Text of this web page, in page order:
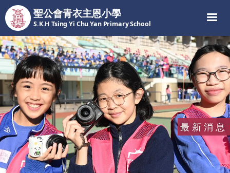
聖公會青衣主恩小學
S.K.H Tsing Yi Chu Yan Primary School
最新消息